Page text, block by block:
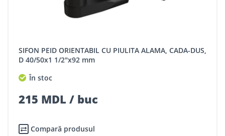
SIFON PEID ORIENTABIL CU PIULITA ALAMA, CADA-DUS,
D 40/50x1 1/2"x92 mm
În stoc
215 MDL / buc
Compară produsul